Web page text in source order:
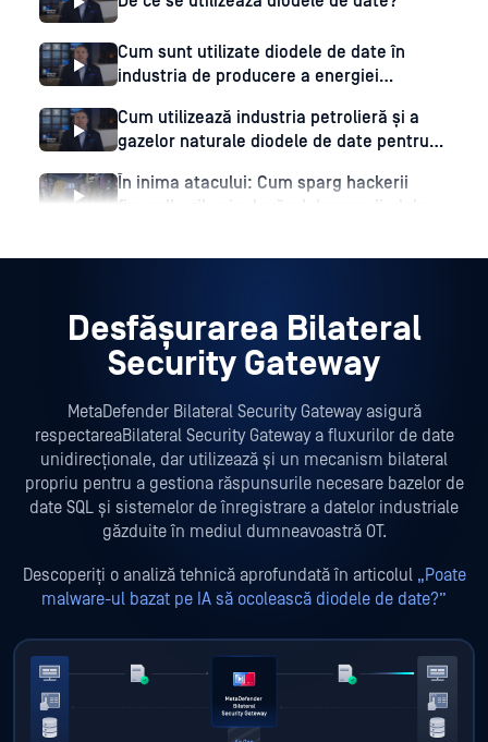
Cum sunt utilizate diodele de date în
industria de producere a energiei
Cum utilizează industria petrolieră și a
gazelor naturale diodele de date pentru
În inima atacului: Cum sparg hackerii
firewall-urile și adevărul despre diodele
Desfășurarea Bilateral
Security Gateway
MetaDefender Bilateral Security Gateway asigură
respectareaBilateral Security Gateway a fluxurilor de date
unidirecționale, dar utilizează și un mecanism bilateral
propriu pentru a gestiona răspunsurile necesare bazelor de
date SQL și sistemelor de înregistrare a datelor industriale
găzduite în mediul dumneavoastră OT.
Descoperiți o analiză tehnică aprofundată în articolul „Poate
malware-ul bazat pe IA să ocolească diodele de date?”